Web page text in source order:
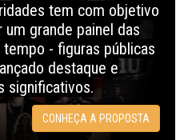
tem com objetivo
grande painel das
- figuras públicas
destaque e
significativos.
CONHEÇA A PROPOSTA